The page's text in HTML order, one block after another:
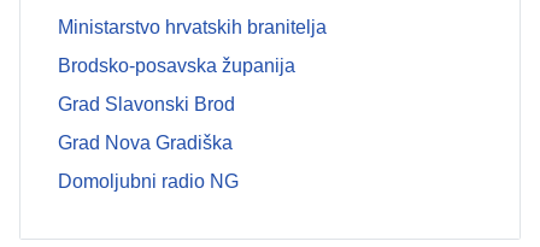
Ministarstvo hrvatskih branitelja
Brodsko-posavska županija
Grad Slavonski Brod
Grad Nova Gradiška
Domoljubni radio NG